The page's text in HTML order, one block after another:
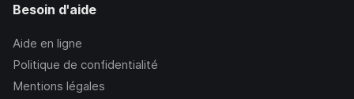
Besoin d'aide
Aide en ligne
Politique de confidentialité
Mentions légales